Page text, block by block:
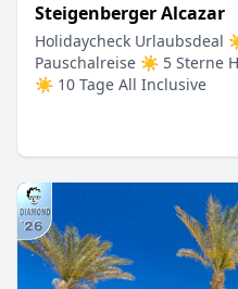
Steigenberger Alcazar
Holidaycheck Urlaubsdeal
Pauschalreise ☀ 5 Sterne
☀ 10 Tage All Inclusive